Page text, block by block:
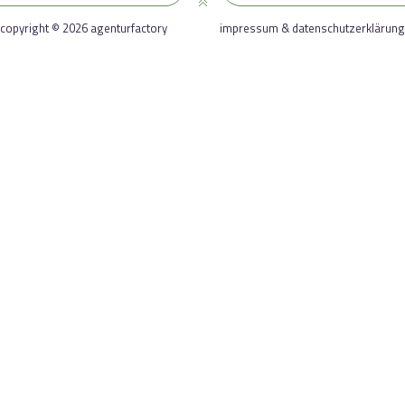
copyright © 2026 agenturfactory impressum & datenschutzerklärung